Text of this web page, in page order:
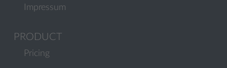
Impressum
PRODUCT
Pricing